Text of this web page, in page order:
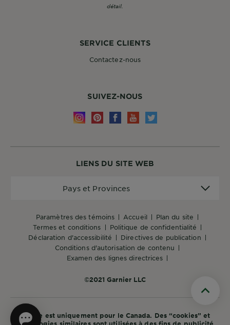
LIENS DU SITE WEB
paramètres des témoins accueil
plan du site
termes et conditions
politique de confidentialité
déclaration d'accessibilité
directives de publication
conditions d'autorisation de contenu
examen des lignes directrices
©2021 Garnier LLC
Pays et Provinces
SERVICE CLIENTS
Contactez-nous
SUIVEZ-NOUS
détail.
Ce site est uniquement pour le Canada. Des “cookies” et
Scroll